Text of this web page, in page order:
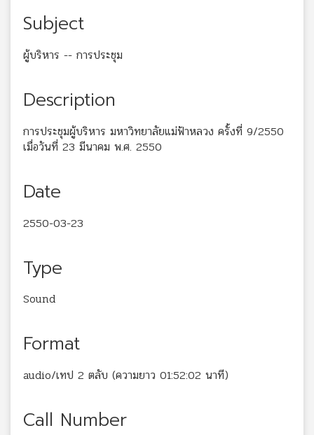
Subject
ผู้บริหาร -- การประชุม
Description
การประชุมผู้บริหาร มหาวิทยาลัยแม่ฟ้าหลวง ครั้งที่ 9/2550
เมื่อวันที่ 23 มีนาคม พ.ศ. 2550
Date
2550-03-23
Type
Sound
Format
audio/เทป 2 ตลับ (ความยาว 01:52:02 นาที)
Call Number